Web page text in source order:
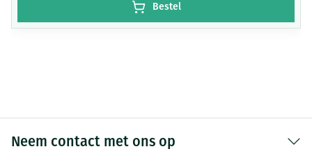
Bestel
Neem contact met ons op